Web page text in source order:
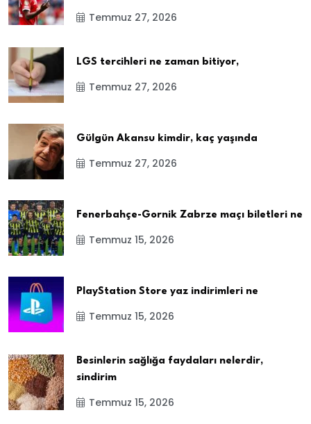
Temmuz 27, 2026
LGS tercihleri ne zaman bitiyor,
Temmuz 27, 2026
Gülgün Akansu kimdir, kaç yaşında
Temmuz 27, 2026
Fenerbahçe-Gornik Zabrze maçı biletleri ne
Temmuz 15, 2026
PlayStation Store yaz indirimleri ne
Temmuz 15, 2026
Besinlerin sağlığa faydaları nelerdir,
sindirim
Temmuz 15, 2026